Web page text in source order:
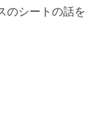
のシートの話を